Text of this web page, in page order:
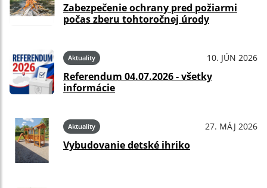
Zabezpečenie ochrany pred požiarmi
počas zberu tohtoročnej úrody
Aktuality 10. JÚN 2026
Referendum 04.07.2026 - všetky
informácie
Aktuality 27. MÁJ 2026
Vybudovanie detské ihriko